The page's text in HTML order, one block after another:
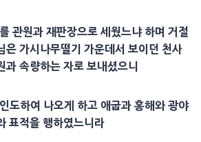
관원과 재판장으로 세웠느냐 하며 거절
은 가시나무떨기 가운데서 보이던 천사
과 속량하는 자로 보내셨으니
도하여 나오게 하고 애굽과 홍해와광야
표적을 행하였느니라